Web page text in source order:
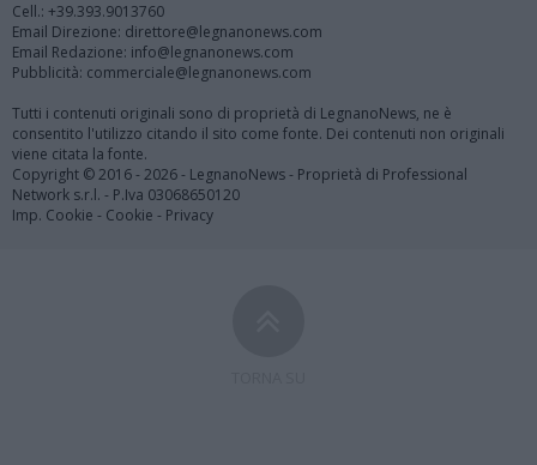
Cell.: +39.393.9013760
Email Direzione: direttore@legnanonews.com
Email Redazione: info@legnanonews.com
Pubblicità: commerciale@legnanonews.com
Tutti i contenuti originali sono di proprietà di LegnanoNews, ne è
consentito l'utilizzo citando il sito come fonte. Dei contenuti non originali
viene citata la fonte.
Copyright © 2016 - 2026 - LegnanoNews - Proprietà di Professional
Network s.r.l. - P.Iva 03068650120
Imp. Cookie - Cookie - Privacy